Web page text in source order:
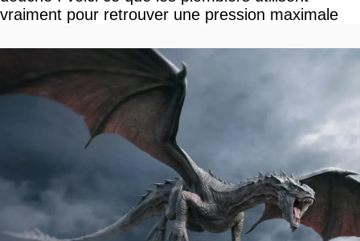
vraiment pour retrouver une pression maximale